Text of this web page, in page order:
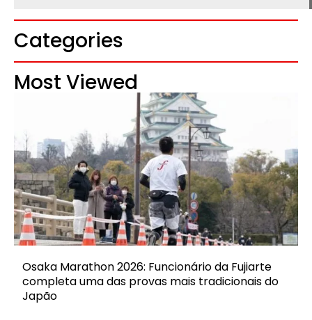
Categories
Most Viewed
Osaka Marathon 2026: Funcionário da Fujiarte
completa uma das provas mais tradicionais do
Japão